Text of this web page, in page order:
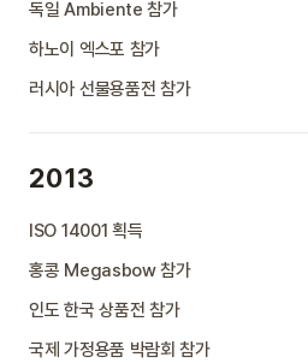
독일 Ambiente 참가
하노이 엑스포 참가
러시아 선물용품전 참가
2013
ISO 14001 획득
홍콩 Megasbow 참가
인도 한국 상품전 참가
국제 가정용품 박람회 참가